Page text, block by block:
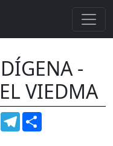
-
VIEDMA
ThreadsTelegram